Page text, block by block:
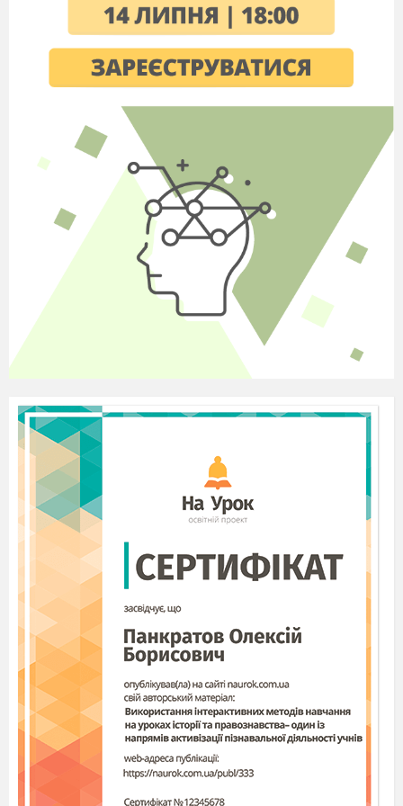
розмовляти потрібно
впівголоса, щоб не
заважати іншим приймати їжу ;
- посуд після себе потрібно прибирати;
їдальні за смачну їжу.
У бібліотеці:
- не забувати вітатися, прийшовши до
- дотримуватися тиші, щоб не заважати
іншим;
- дбайливо ставитися до книжок ( не рвати,
не загинати кінчики, не м`яти і не робити
поміток на сторінках друкованих видань);
- повертати книжки у встановлений термін;
не виносити книжки з бібліотеки без
дозволу бібліотекаря і без помітки в
- якщо книжка загублена, то потрібно
придбати рівноцінний екземпляр і
повернути до бібліотеки, пояснивши
ситуацію.
3. У гардеробі:
- між вішалок з одягом не можна бігати;
- вішати речі потрібно акуратно, на свій
(підписаний) гачечок;
- змінне взуття зберігати у підписаному
мішечку;
- якщо ви помітили, що впали чиїсь речі, то
підніміть їх і поверніть на місце, або
покладіть на диванчик, щоб вони не
лежали на підлозі;
- у гардеробі не можна залишати сміття.
4. У шкільних коридорах:
- виходити на перерву у шкільний коридор